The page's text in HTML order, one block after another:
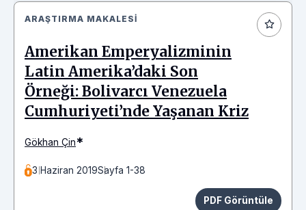
ARAŞTIRMA MAKALESI
Amerikan Emperyalizminin
Latin Amerika’daki Son
Örneği: Bolivarcı Venezuela
Cumhuriyeti’nde Yaşanan Kriz
Gökhan Çin*
3 Haziran 2019Sayfa 1-38
PDF Görüntüle